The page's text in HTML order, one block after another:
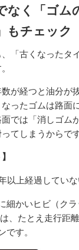
なく「ゴム
もチェック
「古くなったタ
が経つと油分が
ったゴムは路面
では「消しゴム
てしまうからです
以上経過していな
細かいヒビ（ク
、たとえ走行距
です。